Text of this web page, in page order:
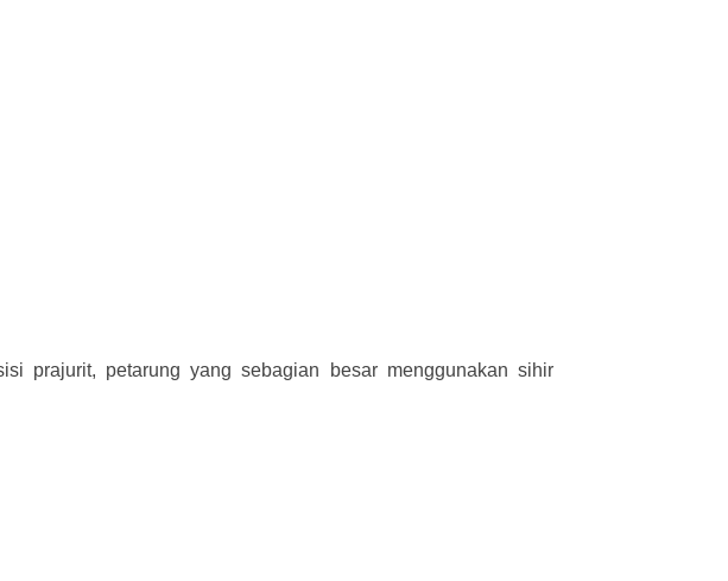
prajurit, petarung yang sebagian besar menggunakan sihir